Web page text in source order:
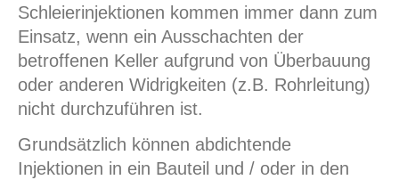
Schleierinjektionen kommen immer dann zum
Einsatz, wenn ein Ausschachten der
betroffenen Keller aufgrund von Überbauung
oder anderen Widrigkeiten (z.B. Rohrleitung)
nicht durchzuführen ist.
Grundsätzlich können abdichtende
Injektionen in ein Bauteil und / oder in den